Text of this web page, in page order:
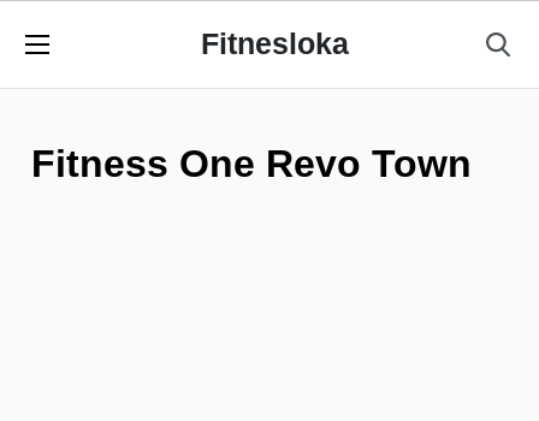
Fitnesloka
Fitness One Revo Town